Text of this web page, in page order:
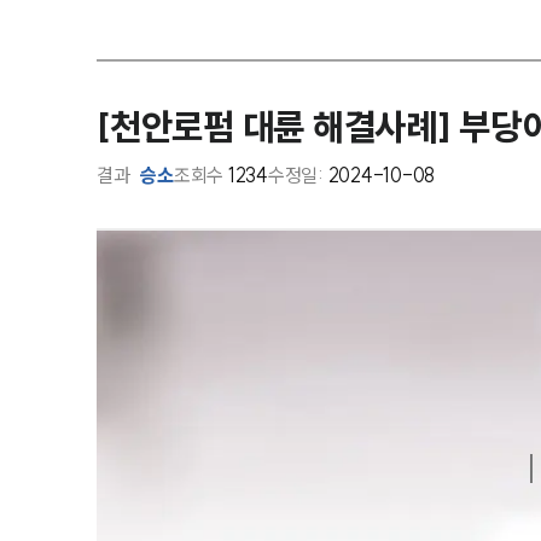
[천안로펌 대륜 해결사례] 부
결과 승소조회수 1234수정일: 2024-10-08